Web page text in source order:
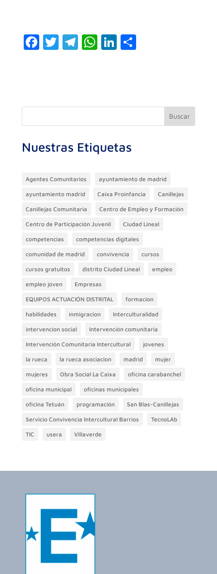
F
b
k
T T
a
W
A
Li
dI
C
ar
Buscar
Nuestras Etiquetas
Agentes Comunitarios ayuntamiento de madrid
ayuntamiento madrid Caixa Proinfancia Canillejas
Canillejas Comunitaria Centro de Empleo y Formación
Centro de Participación Juvenil Ciudad Lineal
competencias competencias digitales
comunidad de madrid convivencia cursos
cursos gratuitos distrito Ciudad Lineal empleo
empleo joven Empresas
EQUIPOS ACTUACIÓN DISTRITAL formacion
habilidades inmigracion Interculturalidad
intervencion social Intervención comunitaria
Intervención Comunitaria Intercultural jovenes
la rueca la rueca asociacion madrid mujer
mujeres Obra Social La Caixa oficina carabanchel
oficina municipal oficinas municipales
oficina Tetuán programación San Blas-Canillejas
Servicio Convivencia Intercultural Barrios TecnoLAb
TIC usera Villaverde